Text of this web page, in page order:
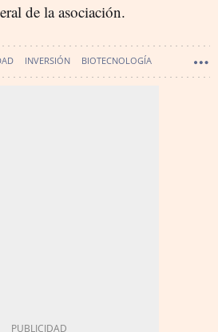
de la asociación.
INVERSIÓN BIOTECNOLOGÍA